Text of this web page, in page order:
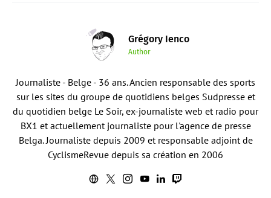
Grégory Ienco
Author
Journaliste - Belge - 36 ans. Ancien responsable des sports
sur les sites du groupe de quotidiens belges Sudpresse et
du quotidien belge Le Soir, ex-journaliste web et radio pour
BX1 et actuellement journaliste pour l'agence de presse
Belga. Journaliste depuis 2009 et responsable adjoint de
CyclismeRevue depuis sa création en 2006